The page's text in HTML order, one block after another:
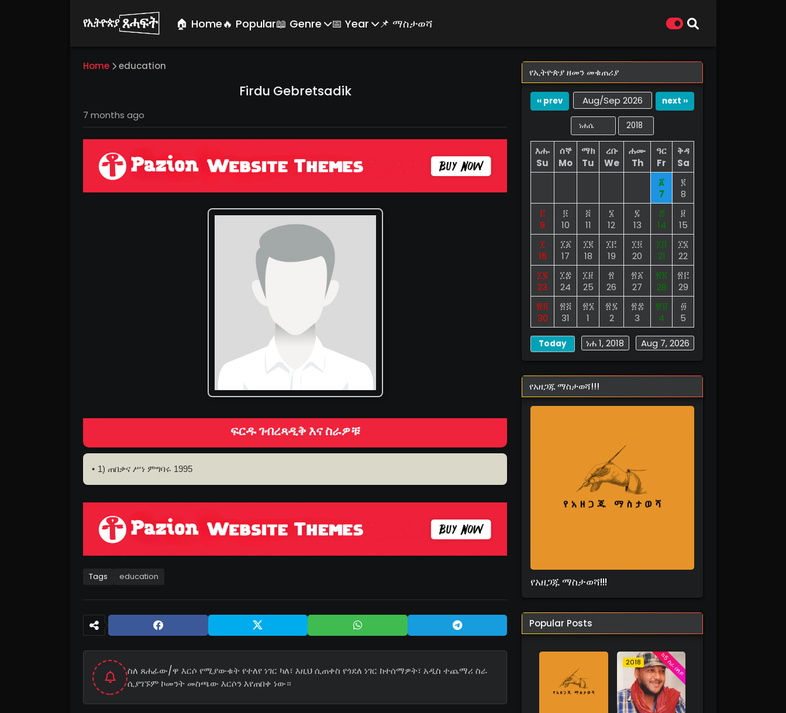
🏠 Home🔥 Popular📖 Genre 📅 Year 📌 ማስታወሻ
Home education
Firdu Gebretsadik
7 months ago
ፍርዱ ገብረጻዲቅ እና ስራዎቹ
1) ጠበቃና ሥነ ምግባሩ 1995
Tags education
ስለ ጸሐፊው/ዋ እርሶ የሚያውቁት የተለየ ነገር ካለ፣ እዚህ ሲጠቀስ የጎደለ ነገር ከተሰማዎት፣ አዲስ ተጨማሪ ስራ
ሲያገኙም ኮመንት መስጫው እርሶን እየጠበቀ ነው።
የኢትዮጵያ ዘመን መቁጠሪያ
‹‹ prev Aug/Sep 2026 next ››
እሑ
Su
ሰኞ
Mo
ማክ
Tu
ረቡ
We
ሐሙ
Th
ዓር
Fr
ቅዳ
Sa
፩
7
፪
8
፫
9
፬
10
፭
11
፮
12
፯
13
፰
14
፱
15
፲
16
፲፩
17
፲፪
18
፲፫
19
፲፬
20
፲፭
21
፲፮
22
፲፯
23
፲፰
24
፲፱
25
፳
26
፳፩
27
፳፪
28
፳፫
29
፳፬
30
፳፭
31
፳፮
1
፳፯
2
፳፰
3
፳፱
4
፴
5
Aug 7, 2026
ነሐ 1, 2018
Today
የአዘጋጁ ማስታወሻ!!!
የአዘጋጁ ማስታወሻ!!!
Popular Posts
2018 ከ5 ስራ በላይ